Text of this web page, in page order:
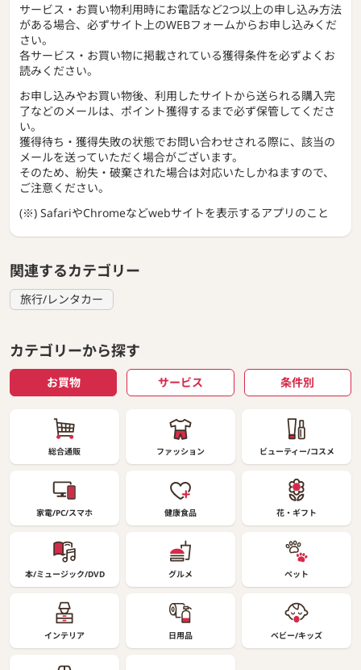
サービス・お買い物利用時にお電話など2つ以上の申し込み方法
がある場合、必ずサイト上のWEBフォームからお申し込みくだ
さい。
各サービス・お買い物に掲載されている獲得条件を必ずよくお
読みください。
お申し込みやお買い物後、利用したサイトから送られる購入完
了などのメールは、ポイント獲得するまで必ず保管してくださ
い。
獲得待ち・獲得失敗の状態でお問い合わせされる際に、該当の
メールを送っていただく場合がございます。
そのため、紛失・破棄された場合は対応いたしかねますので、
ご注意ください。
(※) SafariやChromeなどwebサイトを表示するアプリのこと
関連するカテゴリー
旅行/レンタカー
カテゴリーから探す
お買物 サービス 条件別
総合通販 ファッション ビューティー/コスメ
家電/PC/スマホ 健康食品 花・ギフト
本/ミュージック/DVD グルメ ペット
インテリア 日用品 ベビー/キッズ